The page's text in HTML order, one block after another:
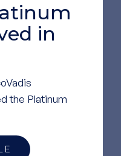
in
the Platinum